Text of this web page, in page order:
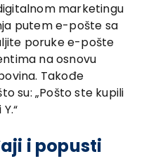
marketingu
putem e-pošte sa
poruke e-pošte
na osnovu
Takođe
su: „Pošto ste kupili
i popusti